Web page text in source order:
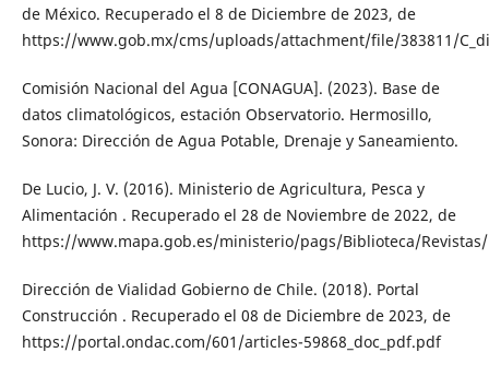
de México. Recuperado el 8 de Diciembre de 2023, de
https://www.gob.mx/cms/uploads/attachment/file/383811/
Comisión Nacional del Agua [CONAGUA]. (2023). Base de
datos climatológicos, estación Observatorio. Hermosillo,
Sonora: Dirección de Agua Potable, Drenaje y Saneamiento.
De Lucio, J. V. (2016). Ministerio de Agricultura, Pesca y
Alimentación . Recuperado el 28 de Noviembre de 2022, de
https://www.mapa.gob.es/ministerio/pags/Biblioteca/Revistas/
Dirección de Vialidad Gobierno de Chile. (2018). Portal
Construcción . Recuperado el 08 de Diciembre de 2023, de
https://portal.ondac.com/601/articles-59868_doc_pdf.pdf